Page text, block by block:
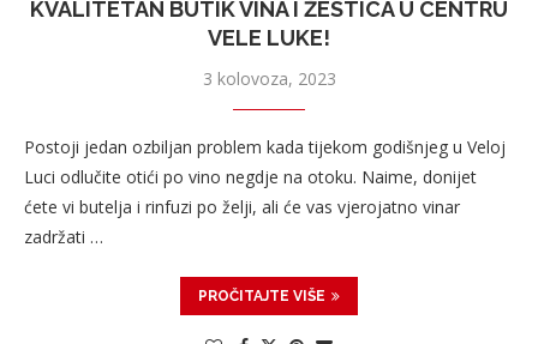
KVALITETAN BUTIK VINA I ŽESTICA U CENTRU
VELE LUKE!
3 kolovoza, 2023
Postoji jedan ozbiljan problem kada tijekom godišnjeg u Veloj
Luci odlučite otići po vino negdje na otoku. Naime, donijet
ćete vi butelja i rinfuzi po želji, ali će vas vjerojatno vinar
zadržati …
PROČITAJTE VIŠE